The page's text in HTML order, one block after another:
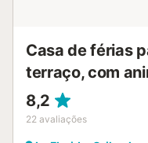
Casa de férias
terraço, com
8,2
22 avaliações